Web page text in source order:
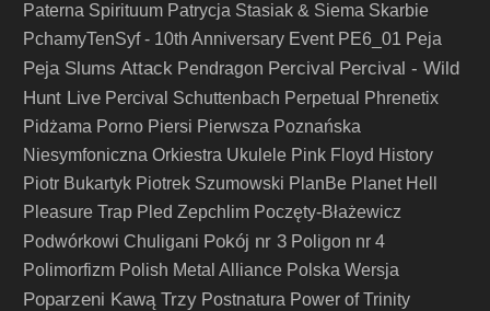
Paterna Spirituum Patrycja Stasiak & Siema Skarbie
PchamyTenSyf - 10th Anniversary Event PE6_01 Peja
Peja Slums Attack Pendragon Percival Percival - Wild
Hunt Live Percival Schuttenbach Perpetual
Phrenetix
Pidżama Porno Piersi Pierwsza Poznańska
Niesymfoniczna Orkiestra Ukulele Pink Floyd History
Piotr Bukartyk Piotrek Szumowski PlanBe Planet Hell
Pleasure Trap Pled Zepchlim Poczęty-Błażewicz
Podwórkowi Chuligani Pokój nr 3 Poligon nr 4
Polimorfizm Polish Metal Alliance Polska Wersja
Poparzeni Kawą Trzy Postnatura Power of Trinity